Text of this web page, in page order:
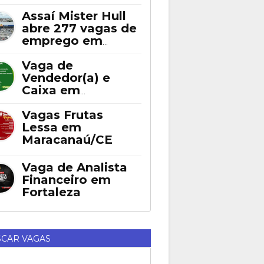
Assaí Mister Hull
abre 277 vagas de
emprego em
Vaga de
Vendedor(a) e
Caixa em
Vagas Frutas
Lessa em
Maracanaú/CE
Vaga de Analista
Financeiro em
Fortaleza
VAGAS